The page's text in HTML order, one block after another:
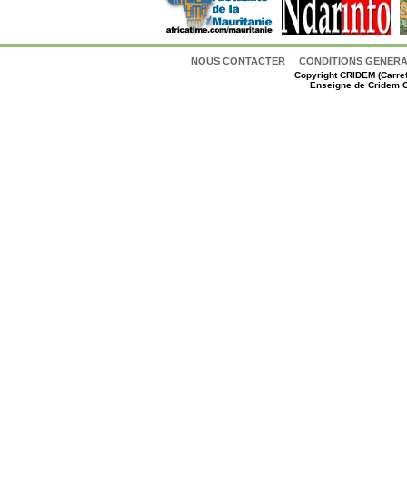
NOUS CONTACTER CONDITIONS
CopyrightCRIDEM
Enseigne de Cridem